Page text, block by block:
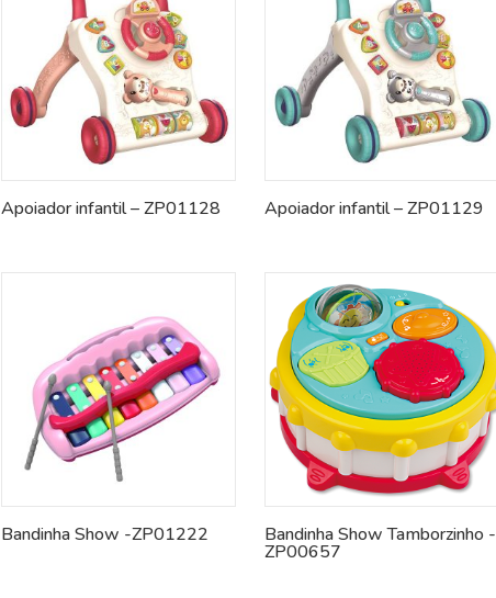
Apoiador infantil – ZP01128 Apoiador infantil – ZP01129
Bandinha Show -ZP01222 Bandinha Show Tamborzinho -
ZP00657